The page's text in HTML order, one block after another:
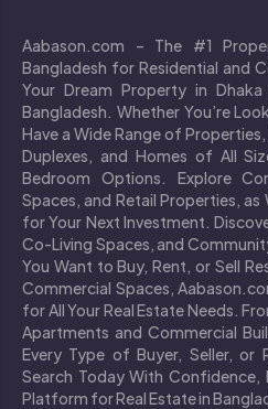
Aabason.com – The #1
Bangladesh for Residential and
Your Dream Property in
Bangladesh. Whether You’re
Have a Wide Range of
Duplexes, and Homes of All
Bedroom Options. Explore
Spaces, and Retail Properties, as
for Your Next Investment.
Co-Living Spaces, and
You Want to Buy, Rent, or Sell
Commercial Spaces,
for All Your Real Estate Needs.
Apartments and Commercial
Every Type of Buyer, Seller, or
Search Today With Confidence,
Platform for Real Estate in